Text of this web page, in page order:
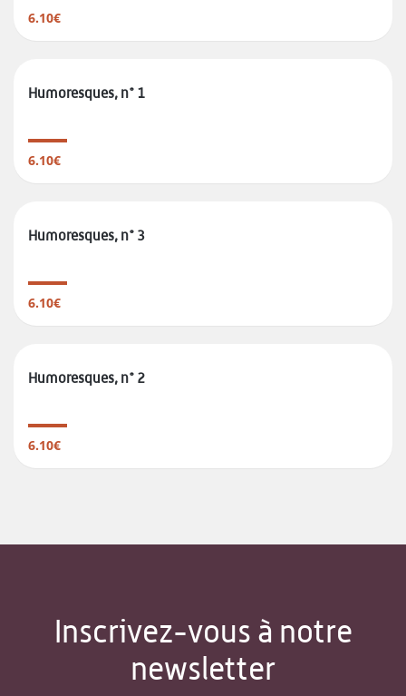
6.10€
Humoresques, n° 1
6.10€
Humoresques, n° 3
6.10€
Humoresques, n° 2
6.10€
Inscrivez-vous à notre
newsletter